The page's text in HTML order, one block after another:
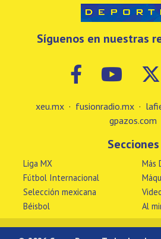
Síguenos en nuestras
xeu.mx · fusionradio.mx ·
gpazos.com
Secciones
Liga MX
Fútbol Internacional
Selección mexicana
Béisbol
Más
Al